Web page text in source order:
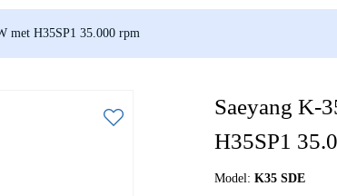
met H35SP1 35.000 rpm
Saeyang K-
H35SP1
Model:K35 SDE